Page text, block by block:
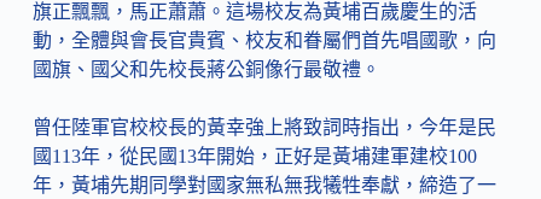
旗正飄飄，馬正蕭蕭。這場校友為黃埔百歲慶生的活
動，全體與會長官貴賓、校友和眷屬們首先唱國歌，向
國旗、國父和先校長蔣公銅像行最敬禮。
曾任陸軍官校校長的黃幸強上將致詞時指出，今年是民
國113年，從民國13年開始，正好是黃埔建軍建校100
年，黃埔先期同學對國家無私無我犧牲奉獻，締造了一